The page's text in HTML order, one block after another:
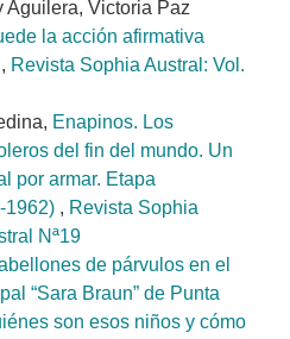
Aguilera, Victoria Paz
la acción afirmativa
, Revista Sophia Austral: Vol.
Enapinos. Los
del fin del mundo. Un
por armar. Etapa
1962) , Revista Sophia
Nª19
de párvulos en el
“Sara Braun” de Punta
son esos niños y cómo